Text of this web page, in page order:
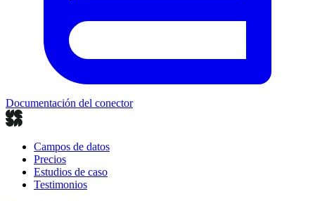
Documentación del conector
Campos de datos
Precios
Estudios de caso
Testimonios